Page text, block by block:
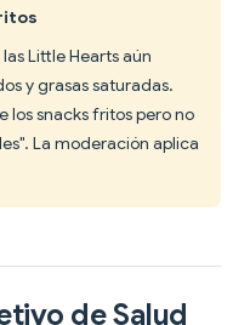
Little Hearts aún
y grasas saturadas.
los snacks fritos pero no
La moderación aplica
de Salud